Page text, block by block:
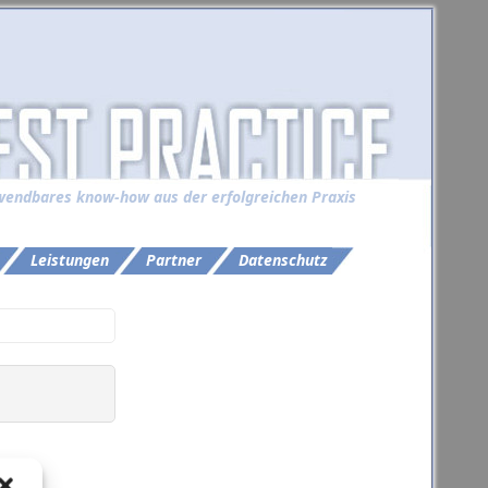
know-how aus der erfolgreichen Praxis
Leistungen Partner Datenschutz